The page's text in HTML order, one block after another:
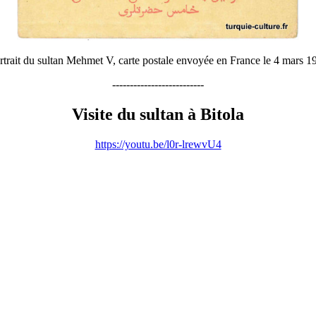
du sultan Mehmet V, carte postale envoyée en France le 4 mars
--------------------------
Visite du sultan à Bitola
https://youtu.be/l0r-lrewvU4